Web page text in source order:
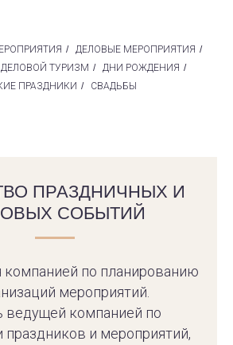
/ ДЕЛОВЫЕ МЕРОПРИЯТИЯ /
ДЕЛОВОЙ ТУРИЗМ / ДНИ РОЖДЕНИЯ /
ПРАЗДНИКИ / СВАДЬБЫ
ПРАЗДНИЧНЫХ И
СОБЫТИЙ
по планированию
мероприятий.
ведущей компанией по
праздников и мероприятий,